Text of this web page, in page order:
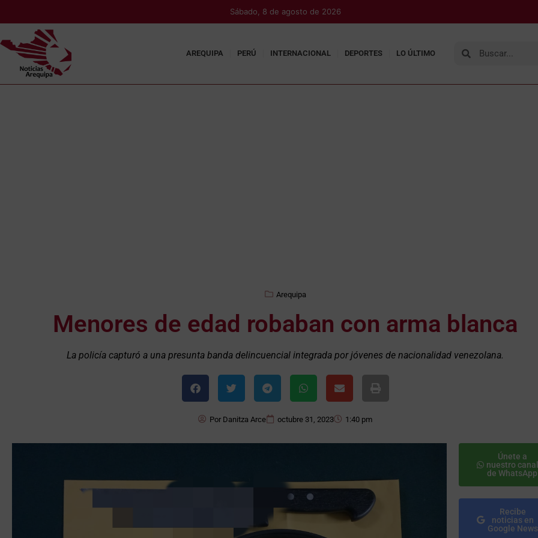
Sábado, 8 de agosto de 2026
AREQUIPA PERÚ INTERNACIONAL DEPORTES LO ÚLTIMO
Arequipa
Menores de edad robaban con arma blanca
La policía capturó a una presunta banda delincuencial integrada por jóvenes de nacionalidad venezolana.
Por Danitza Arce octubre 31, 2023 1:40 pm
Únete a
nuestro canal
de WhatsApp
Recibe
noticias en
Google News